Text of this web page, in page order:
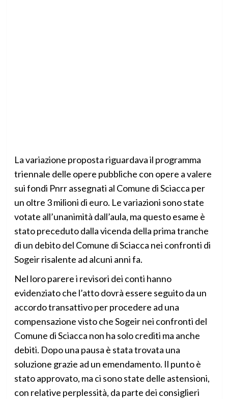
La variazione proposta riguardava il programma
triennale delle opere pubbliche con opere a valere
sui fondi Pnrr assegnati al Comune di Sciacca per
un oltre 3 milioni di euro. Levariazioni sono state
votate all’unanimità dall’aula, ma questo esame è
stato preceduto dalla vicenda della prima tranche
di un debito del Comune di Sciacca nei confronti di
Sogeir risalente ad alcuni anni fa.
Nel loro parere i revisori dei conti hanno
evidenziato che l’atto dovrà essere seguito da un
accordo transattivo per procedere ad una
compensazione visto che Sogeir nei confronti del
Comune di Sciacca non ha solo crediti ma anche
debiti. Dopo una pausa è stata trovata una
soluzione grazie ad un emendamento. Il punto è
stato approvato, ma ci sono state delle astensioni,
con relative perplessità, da parte dei consiglieri